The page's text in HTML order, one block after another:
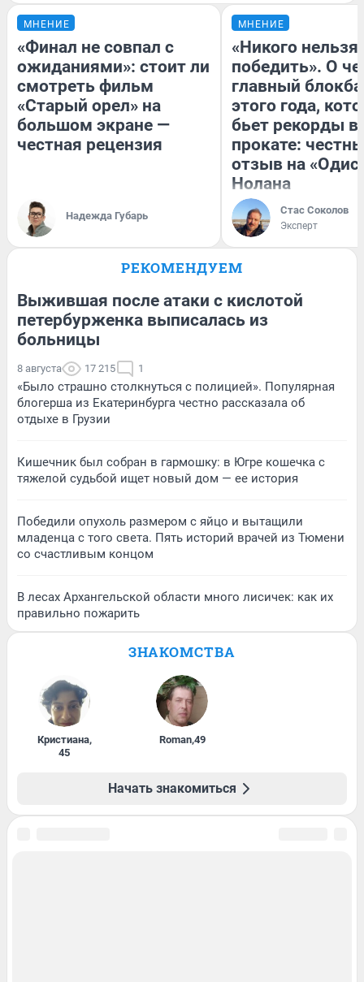
МНЕНИЕ
«Финал не совпал с
ожиданиями»: стоит ли
смотреть фильм
«Старый орел» на
большом экране —
честная рецензия
Надежда Губарь
МНЕНИЕ
«Никого нельзя
победить». О
главный
этого года,
бьет рекорды в
прокате:
отзыв на
Нолана
Стас Соколов
Эксперт
РЕКОМЕНДУЕМ
Выжившая после атаки с кислотой
петербурженка выписалась из
больницы
8 августа 17 215 1
«Было страшно столкнуться с полицией». Популярная
блогерша из Екатеринбурга честно рассказала об
отдыхе в Грузии
Кишечник был собран в гармошку: в Югре кошечка с
тяжелой судьбой ищет новый дом — ее история
Победили опухоль размером с яйцо и вытащили
младенца с того света. Пять историй врачей из Тюмени
со счастливым концом
В лесах Архангельской области много лисичек: как их
правильно пожарить
ЗНАКОМСТВА
Кристиана,
45
Roman,49
Начать знакомиться